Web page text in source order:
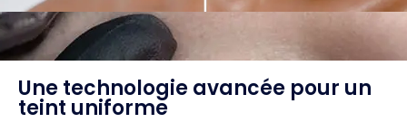
Une technologie avancée pour un
teint uniforme